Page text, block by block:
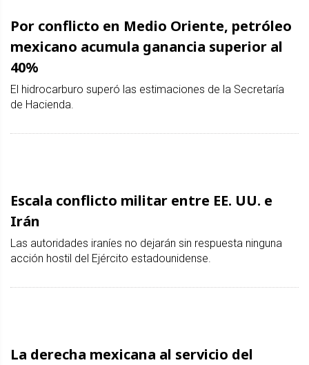
Por conflicto en Medio Oriente, petróleo
mexicano acumula ganancia superior al
40%
El hidrocarburo superó las estimaciones de la Secretaría
de Hacienda.
Escala conflicto militar entre EE. UU. e
Irán
Las autoridades iraníes no dejarán sin respuesta ninguna
acción hostil del Ejército estadounidense.
La derecha mexicana al servicio del